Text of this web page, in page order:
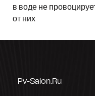
в воде не
от них
Pv-Salon.ru